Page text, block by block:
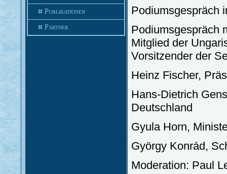
Publikationen
Partner
Podiumsgespräch
Podiumsgespräch
Mitglied der
Vorsitzender der
Heinz Fischer,
Hans-Dietrich
Deutschland
Gyula Horn,
György Konrád,
Moderation: Paul